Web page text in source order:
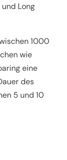
Long
1000
wie
eine
des
5 und 10